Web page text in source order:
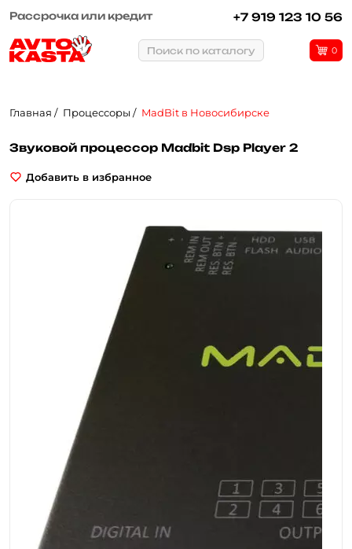
Рассрочка или кредит +7 919 123 10 56
Поиск по каталогу 0
Главная Процессоры MadBit в Новосибирске
Звуковой процессор Madbit Dsp Player 2
Добавить в избранное